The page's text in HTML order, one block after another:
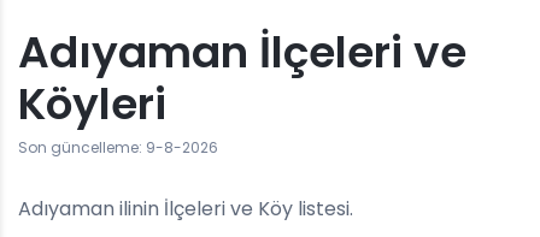
Adıyaman İlçeleri ve
Köyleri
Son güncelleme: 9-8-2026
Adıyaman ilinin İlçeleri ve Köy listesi.